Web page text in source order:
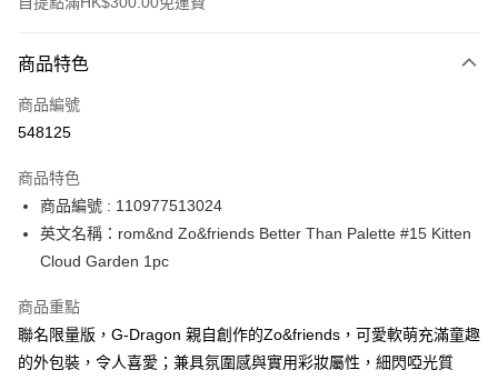
信用卡
Apple Pay
PayMe
WeChat Pay
送貨方式
順豐自助櫃 - 確認發貨後1-3個工作天送達
商品特色
商品編號
548125
商品特色
商品編號 : 110977513024
英文名稱：rom&nd Zo&friends Better Than Palette #15 Kitten
Cloud Garden 1pc
商品重點
聯名限量版，G-Dragon 親自創作的Zo&friends，可愛軟萌充滿童趣
的外包裝，令人喜愛；兼具氛圍感與實用彩妝屬性，細閃啞光質